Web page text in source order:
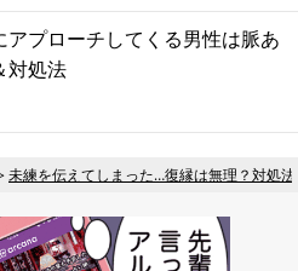
アプローチしてくる男性は脈あ
対処法
未練を伝えてしまった…復縁は無理？対処